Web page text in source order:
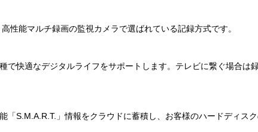
性能マルチ録画の監視カメラで選ばれている記録方式です。
で快適なデジタルライフをサポートします。テレビに繋ぐ場合は
S.M.A.R.T.」情報をクラウドに蓄積し、お客様のハードディス